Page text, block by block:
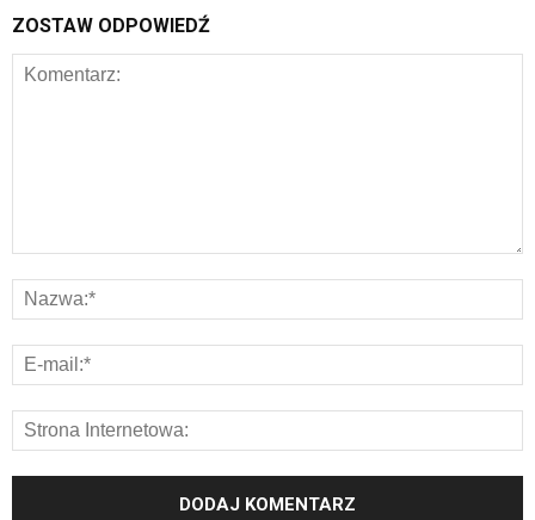
ZOSTAW ODPOWIEDŹ